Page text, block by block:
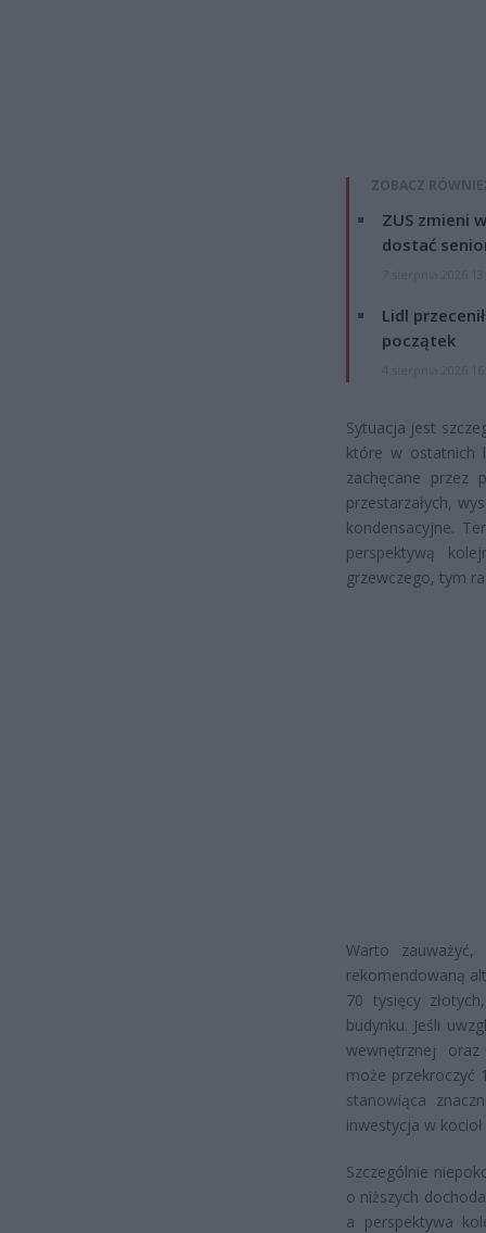
ZOBACZ
ZUS zmieni
dostać
Lidl
początek
Sytuacja jest
które w ostatnich
zachęcane przez
przestarzałych,
kondensacyjne.
perspektywą
grzewczego, tym
Warto
rekomendowaną
70 tysięcy
budynku. Jeśli
wewnętrznej oraz
może przekroczyć
stanowiąca
inwestycja w
Szczególnie
o niższych
a perspektywa